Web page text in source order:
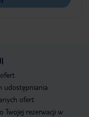
udostępniania
ofert
Twojej rezerwacji w